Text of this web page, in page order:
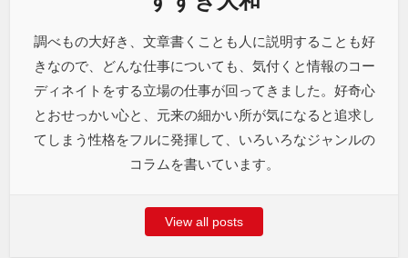
調べもの大好き、文章書くことも人に説明することも好
きなので、どんな仕事についても、気付くと情報のコー
ディネイトをする立場の仕事が回ってきました。好奇心
とおせっかい心と、元来の細かい所が気になると追求し
てしまう性格をフルに発揮して、いろいろなジャンルの
コラムを書いています。
View all posts